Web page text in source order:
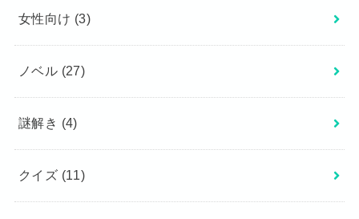
女性向け (3)
ノベル (27)
謎解き (4)
クイズ (11)